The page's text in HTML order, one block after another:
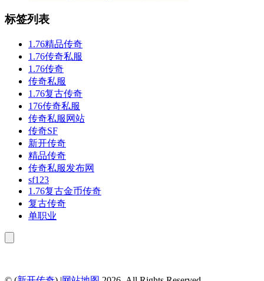
标签列表
1.76精品传奇
1.76传奇私服
1.76传奇
传奇私服
1.76复古传奇
176传奇私服
传奇私服网站
传奇SF
新开传奇
精品传奇
传奇私服发布网
sf123
1.76复古金币传奇
复古传奇
单职业